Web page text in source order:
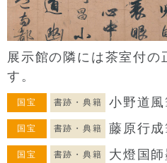
展示館の隣には茶室付の
す。
国宝 書跡・典籍 小野道
国宝 書跡・典籍 藤原行
国宝 書跡・典籍 大燈国